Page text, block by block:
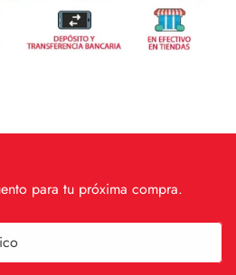
para tu próxima compra.